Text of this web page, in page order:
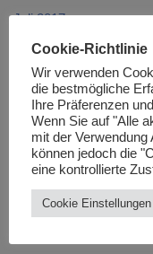
Juli 2017
Juni 2017
Mai 2017
April 2017
März 2017
Februar 2017
Januar 2017
Cookie-Richtlinie
Wir verwenden
die bestmögliche
Ihre Präferenzen
Wenn Sie auf "Alle
mit der
können jedoch die
eine kontrollierte
Cookie Einstellungen